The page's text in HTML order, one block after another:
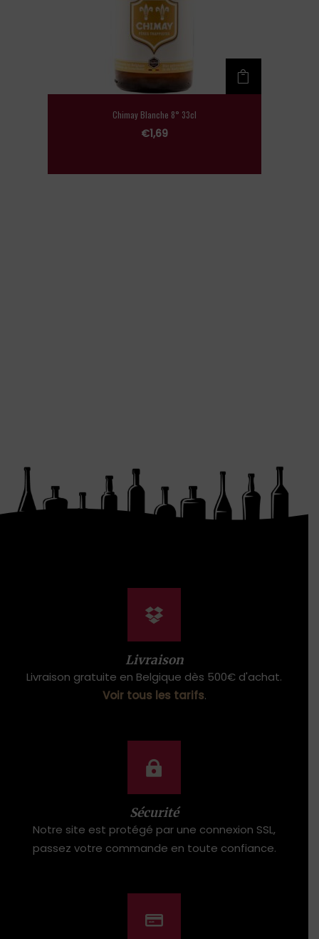
Chimay Blanche 8° 33cl
€1,69
Livraison
Livraison gratuite en Belgique dès 500€ d'achat.
Voir tous les tarifs.
Sécurité
Notre site est protégé par une connexion SSL,
passez votre commande en toute confiance.